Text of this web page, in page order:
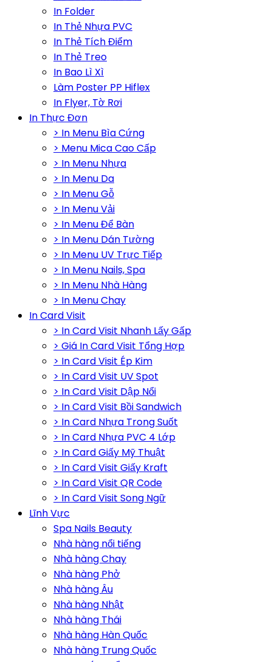
In Folder
In Thẻ Nhựa PVC
In Thẻ Tích Điểm
In Thẻ Treo
In Bao Lì Xì
Làm Poster PP Hiflex
In Flyer, Tờ Rơi
In Thực Đơn
> In Menu Bìa Cứng
> Menu Mica Cao Cấp
> In Menu Nhựa
> In Menu Da
> In Menu Gỗ
> In Menu Vải
> In Menu Để Bàn
> In Menu Dán Tường
> In Menu UV Trực Tiếp
> In Menu Nails, Spa
> In Menu Nhà Hàng
> In Menu Chay
In Card Visit
> In Card Visit Nhanh Lấy Gấp
> Giá In Card Visit Tổng Hợp
> In Card Visit Ép Kim
> In Card Visit UV Spot
> In Card Visit Dập Nổi
> In Card Visit Bồi Sandwich
> In Card Nhựa Trong Suốt
> In Card Nhựa PVC 4 Lớp
> In Card Giấy Mỹ Thuật
> In Card Visit Giấy Kraft
> In Card Visit QR Code
> In Card Visit Song Ngữ
Lĩnh Vực
Spa Nails Beauty
Nhà hàng nổi tiếng
Nhà hàng Chay
Nhà hàng Phở
Nhà hàng Âu
Nhà hàng Nhật
Nhà hàng Thái
Nhà hàng Hàn Quốc
Nhà hàng Trung Quốc